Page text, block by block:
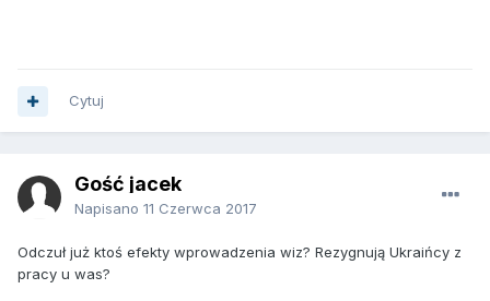
Cytuj
Gość jacek
Napisano 11 Czerwca 2017
Odczuł już ktoś efekty wprowadzenia wiz? Rezygnują Ukraińcy z
pracy u was?